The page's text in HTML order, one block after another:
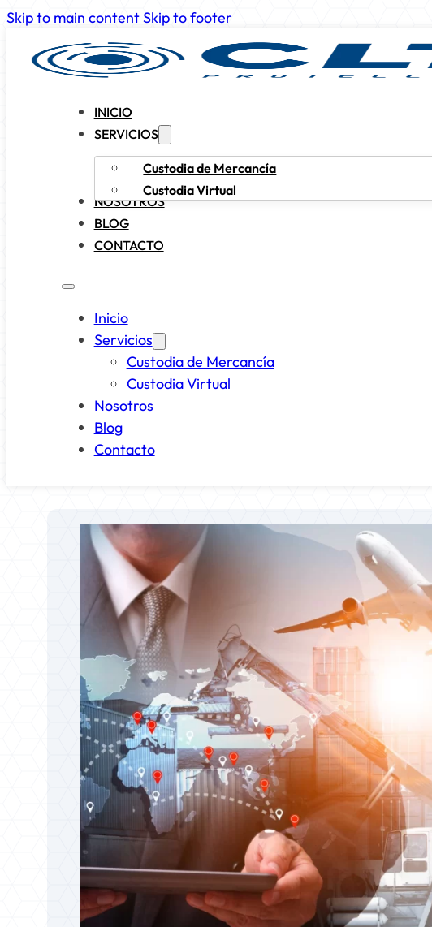
Skip to main contentSkip to footer
INICIO
SERVICIOS
Custodia de Mercancía
Custodia Virtual
NOSOTROS
BLOG
CONTACTO
Inicio
Servicios
Custodia de Mercancía
Custodia Virtual
Nosotros
Blog
Contacto